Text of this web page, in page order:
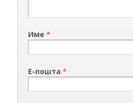
Име *
Е-пошта *